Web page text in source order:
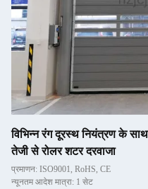
विभिन्न रंग दूरस्थ नियंत्रण के
तेजी से रोलर शटर दरवाजा
प्रमाणन: ISO9001, RoHS, CE
न्यूनतम आदेश मात्रा: 1 सेट